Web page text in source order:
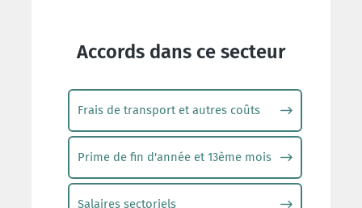
Accords dans ce secteur
Frais de transport et autres coûts
Prime de fin d'année et 13ème mois
Salaires sectoriels